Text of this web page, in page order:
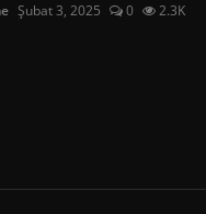
Şubat 3, 2025 0 2.3K